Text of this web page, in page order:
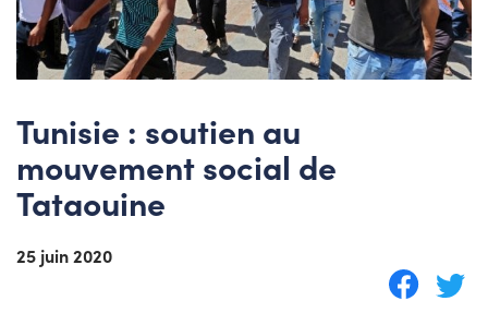
Tunisie : soutien au
mouvement social de
Tataouine
25 juin 2020